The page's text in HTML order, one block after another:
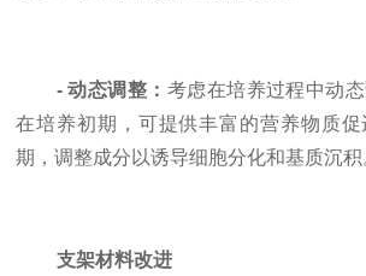
- 动态调整： 考虑在培养过程中动
在培养初期，可提供丰富的营养物质
期，调整成分以诱导细胞分化和基质沉积
支架材料改进